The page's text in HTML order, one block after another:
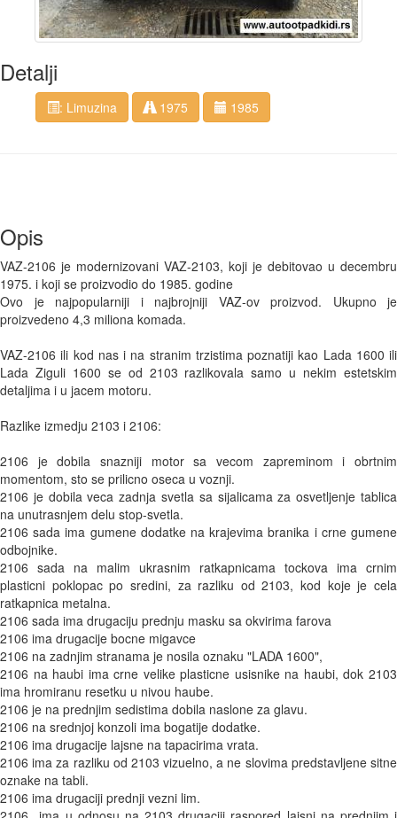
Detalji
: Limuzina 1975 1985
Opis
VAZ-2106 je modernizovani VAZ-2103, koji je debitovao u decembru 1975. i koji se proizvodio do 1985. godine
Ovo je najpopularniji i najbrojniji VAZ-ov proizvod. Ukupno je proizvedeno 4,3 miliona komada.

VAZ-2106 ili kod nas i na stranim trzistima poznatiji kao Lada 1600 ili Lada Ziguli 1600 se od 2103 razlikovala samo u nekim estetskim detaljima i u jacem motoru.

Razlike izmedju 2103 i 2106:

2106 je dobila snazniji motor sa vecom zapreminom i obrtnim momentom, sto se prilicno oseca u voznji.
2106 je dobila veca zadnja svetla sa sijalicama za osvetljenje tablica na unutrasnjem delu stop-svetla. 
2106 sada ima gumene dodatke na krajevima branika i crne gumene odbojnike.
2106 sada na malim ukrasnim ratkapnicama tockova ima crnim plasticni poklopac po sredini, za razliku od 2103, kod koje je cela ratkapnica metalna.
2106 sada ima drugaciju prednju masku sa okvirima farova
2106 ima drugacije bocne migavce
2106 na zadnjim stranama je nosila oznaku "LADA 1600", 
2106 na haubi ima crne velike plasticne usisnike na haubi, dok 2103 ima hromiranu resetku u nivou haube.
2106 je na prednjim sedistima dobila naslone za glavu.
2106 na srednjoj konzoli ima bogatije dodatke.
2106 ima drugacije lajsne na tapacirima vrata.
2106 ima za razliku od 2103 vizuelno, a ne slovima predstavljene sitne oznake na tabli. 
2106 ima drugaciji prednji vezni lim.
2106  ima u odnosu na 2103 drugaciji raspored lajsni na prednjim i zadnjim krilima.... 
2103 je manje bogata skupim hromiranim detaljima u odnosu na 2103.

Specifikacija:

Motor: ----------------------------------------------------------------- 1.6 (75 KS)
Raspored: ----------------------------------------------------------------- napred
Zapremina: ------------------------------------------------------------  1569 cm3
Snaga u RPM: ---------------------------------------------------------- 5400/Min
Obrtni moment: ---------------------------------------------------  Nm 116/3000
Napajanje gorivom: ---------------------------------------  dvogrlni karburator  
Cilindra: ---------------------------------------------------------------------------- 4 
Precnik cilindra: -----------------------------------------------------------  79 mm
Hod klipa: ------------------------------------------------------------------- 80 mm
Kompresija: ---------------------------------------------------------------------- 8.5
Broj ventila po cilindru: ----------------------------------------------------------- 2
Gorivo: ----------------------------------------------------------------------- benzin
Broj vrata: -------------------------------------------------------------------------- 4
Snaga: ------------------------------------------------------------------------- 75 ks
Maksimalna brzina: ----------------------------------------------------- 150 km/h
Ubrzanje (0-100 km/h): ------------------------------------------------------17.5s
?apacitet rezervoara za gorivo: -----------------------------------------39 litara 
Pocetak proizvodnje: --------------------------------------------------------- 1976.
Karoserija: ------------------------------------------------------------------- limuzina 
Mesta za sedenje: -------------------------------------------------------- 4166 mm 
Duzina: ---------------------------------------------------------------------- 4166 mm 
Sirina: ------------------------------------------------------------------------ 1611 mm 
Visina: ----------------------------------------------------------------------- 1440 mm 
Medjuosovinsko rastojanje: --------------------------------------------- 2424 mm
Gepek zapremine: --------------------------------------------------------- 345 litara
Prednje vesanje: ------------ viljuske, spiralne opruge, teleskopski amortizeri
Zadnje vesanje: ---- spiralne opruge, teleskopski amortizeri, uporne spone 
Kocnice: ---------------------------------------------napred diskovi/nazada dobosi
Upravljacki mehanizam:------------------------------------------- glava upravljaca
Potrosnja goriva grad/van grada: ----------------------- 10 l/100 km-8 l/100km 
Masa vozila: ------------------------------------------------------------------- 1035 kg 
Dozvoljena tezina: ------------------------------------------------------------ 1435 kg
Tockovi: -------------------------------------------------------------------------------R13

                         OPIS PRETHODNOG MODELA 2103, MOZETE PROCITATI U NASTAVKU:


VAZ-2103, kod nas poznatiji kao Lada 1500 ili Lada Special se kao i za sve Lade iz serije od 2101 do 2107, temelji na modelu Fiata 124, koji se proizvodio (1966-1974), s tim da je ovo "kopija" luksuznije varijante Fiat-a 124, koja se proizvodila od (1968-1974), kao Fiat 124 Special.

Fabrika VAZ je jedna od najvecih Sovjetskih graditeljskih podviga. Proizvodna linija je dugacka oko 270 kilometara, a fabrika zaposljava 180.000 ljudi. Posle samo dve godine, proizvedeno je 100.000 automobila (proizvodnja je pocela dok je fabrika jos uvek bila u fazi izrade.) 

1983. godine proizveden je milioniti automobil. Zahvaljujuci Italijanskoj kontroli kvaliteta VAZ se za razliku od ostalih proizvodjaca automobila u SSSR-u konstantno isticao kvalitetom.

Lada na Ruskom jeziku znaci "mala" ili "ljupka", pa bi se komotno automobili ovog proizvodjaca mogli nazvati "ljupki automobili" ili "mali automobili". Ladin znak (logotip) predstavlja brod Vikinga, sto asocira na stare Ruse.

VAZ je skracenica od Volzhsky Avtomobilny Zavod.

VAZ-2103 proizvodio se od 1972. do 1984. godine (za to vreme je proizvedeno 1.304,899 komada) i mozemo slobodno reci, da je to luksuznija varijanta prethodnog modela 2101, kao sto je 124 special, luksuznija varijanta obicnog Fiata 124 i bila je namenjena ljudima, koji su zeleli luksuz i mogli da ga plate. Za VAZ-2101 trebalo je izdvojiti 5500 rubalja, dok je cena za VAZ-2103 bila 7500 rubalja. Bez obzira na visoku cenu i za ovu ladu je u SSSR-u postojala lista cekanja, jer fabrika nije mogla da postigne da ih proizvodi, koliko ih je bilo potrebno, pa je zbog toga cena polovnog automobila cesto bila skuplja od novog. I kod na u Jugoslaviji je bila velika potraznja za ovim vozilom, pa su i kod nas postojale liste cekanja. Cena ovog modela je bila dosta veca od cene za Zastave 101.

Lada 1500 je bila veoma cest gost na putevima unutar i izmedju jugoslovenskih gradova, a nije retkost da je vidimo i danas. Ipak, ne desava se cesto da je ugledamo u stanju koje bi nas nateralo da se za njom okrenemo.

Za razliku od 2101, koja ima motor zapremine 1198cm3 i 60KS, 2103 je dobila redizajnirani i jaci motor zapremine 1452cm3 i 75 konjskih snaga, koji se kao i kod prethodnog modela mogao startovati pomocu kurble. Sa ovim motorom i cetvorostepenim menjacem, 2103 moze da dostigne brzinu od 150 km/h, a od 0-100 km/h stize za oko 16 sekundi. Potrosnja goriva, ukoliko se auto ne forsira, se kod ovog modela krece izmedju 7-8 na otvorenom i 9-10 u gradu. Uz zustriju voznju potrosnja moze da skoci i do 50%, a sa rastelovanim karburatorom zna da trosi i duplo.

Sto se tice spoljasnjosti, 2103 je u odnosu na 2101, sada napred dobila hromiranu pravougaonu masku sa 4 fara, veca zadnja svetla i hromirane lajsne po celoj duzini auta. U pocetku je VAZ-2103 radjena bez ventilacionih otvora sa prednje strane, ali je ubrzo dobila 2 pravougaona otvora izmedju branika i maske. Novina su bila i crvena svetla, koja su se nalazila pri dnu vrata, a koja su se palila, kada bi se vrata otvorila, sto je doprinosilo bezbednosti po mraku.

Unutra, Lada je dobila drugacija, modernija i tanja sedista, pa je sada vozac sedeo malo nize i bilo je vise prostora do krova, sto je bilo dobro za vislje vozace.

2103 je na patosu dobila tepih, sto je zbog bolje izolacije uticalo na smanjenje buke u toku voznje. Tapaciri na vratima su stavljani moderniji sa velikim naslonima za ruke.
Instrument tabla je takodje promenjena, sada je vise u sportskom duhu sa km-satom koji belezi dnevnu kilometrazu i velikim obrtomerom, a dobila je i zasebne male satice (merac pritiska ulja, voltmetar, temperatura vode u rashladnom sistemu) i sve to je lepo ugradjeno u plocu, koja je radjena, kao imitacija drveta.

AvtoVAZ-u je bilo zabranjeno da svoje automobile prodaje na trzistima, gde se prodavao Fiat 124, kako ne bi uticao na prodaju Italijanskih automobila, medjutim, izvoz u zapadnoevropskim zemljama poceo je 1974. godine, kada je 124 prestao da se proizvodi i umesto njega je poceo da se sklapa 131 Mirafiori.

VAZ-2103 se na izvoznim trzistima prodavao, kao Lada 1500 i to od sredine 1970-ih do pocetka 1980. U Velikoj Britaniji, se prodavao od maja 1976. do maja 1979. godine i to je posle VAZ-a 2101, bio drugi Ladin auto koji se prodavao na ovom trzistu.

Naslednik VAZ-a 2103 je VAZ 2106, ali su se ta dva modela dugo proizvodila paralelno.

Osim osnovne verzije sa motorom od 1452cm3, ovaj model se proizvodio i sa drugim motorima i opremom, zbog cega je nosio i drugacije oznake:

2103 - Osnovna verzija opremljena sa 1,5 motorom (1972-1984)
21031 - ovo je redizajnirani model 2103, od kojeg je kasnije nastao model 2106 (najpopularniji VAZ-ov model)
21033 - verzija opremljena s 1.3 motorom (1977-1983)
21035 - verzija opremljena s 1,2 motorom (1973-1981)

Koliko je ovo bio kvalitetan auto, govori i podatak, da se i dan, danas voze svuda u svetu, pa i kod nas.

80-ih godina u Rusiji je vladala nestasica automobila i postojale su liste cekanja, gde se i po 8 godina cekalo na nov auto, zbog toga su polovni automobili, cesto bili i skupli od novih.

U Rusiji, za vreme Gorbacova, fizickim licima nije bio dozvoljen uvoz stranih automobila, pogotovo ne zapadnih. 99% putnickih auta na putu su bili Made in SSSR, a u to vreme nije retkost bila videti Moskvich 400 koji se pravio do '56 ili GAZ Pobedu koja se pravila do 58, o novijim modelima da ne govorimo. 

Sto se stranih auta tice sistem je bio jako rigorozan. Rusi su imali pravo uvesti polovan auto tek i jedino ako su bili zasluzni gradjani ili povratnici iz dipl. sluzbe koji bi povlacili sa sobom svo